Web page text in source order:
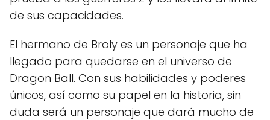
de sus capacidades.
El hermano de Broly es un personaje que ha
llegado para quedarse en el universo de
Dragon Ball. Con sus habilidades y poderes
únicos, así como su papel en la historia, sin
duda será un personaje que dará mucho de